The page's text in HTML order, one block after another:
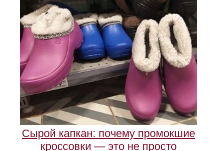
Сырой капкан: почему промокшие
кроссовки — это не просто